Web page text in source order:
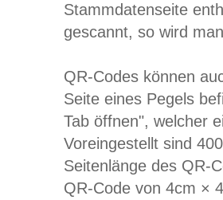
Stammdatenseite
gescannt, so wird
QR-Codes können
Seite eines Pegels
Tab öffnen", welcher
Voreingestellt sind
Seitenlänge des QR-
QR-Code von 4cm ×